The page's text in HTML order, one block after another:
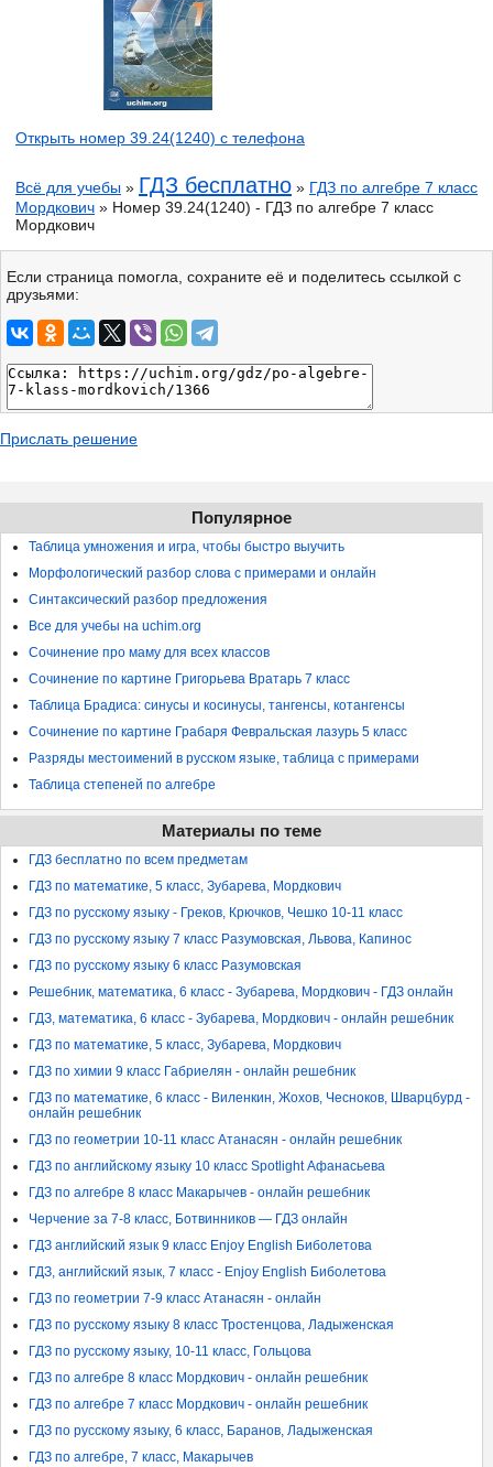
Открыть номер 39.24(1240) с телефона
Всё для учебы » ГДЗ бесплатно » ГДЗ по алгебре 7 класс
Мордкович » Номер 39.24(1240) - ГДЗ по алгебре 7 класс
Мордкович
Если страница помогла, сохраните её и поделитесь ссылкой с
друзьями:
Прислать решение
Популярное
Таблица умножения и игра, чтобы быстро выучить
Морфологический разбор слова с примерами и онлайн
Синтаксический разбор предложения
Все для учебы на uchim.org
Сочинение про маму для всех классов
Сочинение по картине Григорьева Вратарь 7 класс
Таблица Брадиса: синусы и косинусы, тангенсы, котангенсы
Сочинение по картине Грабаря Февральская лазурь 5 класс
Разряды местоимений в русском языке, таблица с примерами
Таблица степеней по алгебре
Материалы по теме
ГДЗ бесплатно по всем предметам
ГДЗ по математике, 5 класс, Зубарева, Мордкович
ГДЗ по русскому языку - Греков, Крючков, Чешко 10-11 класс
ГДЗ по русскому языку 7 класс Разумовская, Львова, Капинос
ГДЗ по русскому языку 6 класс Разумовская
Решебник, математика, 6 класс - Зубарева, Мордкович - ГДЗ онлайн
ГДЗ, математика, 6 класс - Зубарева, Мордкович - онлайн решебник
ГДЗ по математике, 5 класс, Зубарева, Мордкович
ГДЗ по химии 9 класс Габриелян - онлайн решебник
ГДЗ по математике, 6 класс - Виленкин, Жохов, Чесноков, Шварцбурд -
онлайн решебник
ГДЗ по геометрии 10-11 класс Атанасян - онлайн решебник
ГДЗ по английскому языку 10 класс Spotlight Афанасьева
ГДЗ по алгебре 8 класс Макарычев - онлайн решебник
Черчение за 7-8 класс, Ботвинников — ГДЗ онлайн
ГДЗ английский язык 9 класс Enjoy English Биболетова
ГДЗ, английский язык, 7 класс - Enjoy English Биболетова
ГДЗ по геометрии 7-9 класс Атанасян - онлайн
ГДЗ по русскому языку 8 класс Тростенцова, Ладыженская
ГДЗ по русскому языку, 10-11 класс, Гольцова
ГДЗ по алгебре 8 класс Мордкович - онлайн решебник
ГДЗ по алгебре 7 класс Мордкович - онлайн решебник
ГДЗ по русскому языку, 6 класс, Баранов, Ладыженская
ГДЗ по алгебре, 7 класс, Макарычев